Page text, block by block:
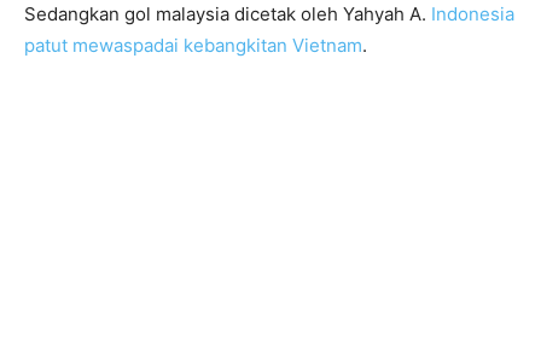
Sedangkan gol malaysia dicetak oleh Yahyah A. Indonesia
patut mewaspadai kebangkitan Vietnam.